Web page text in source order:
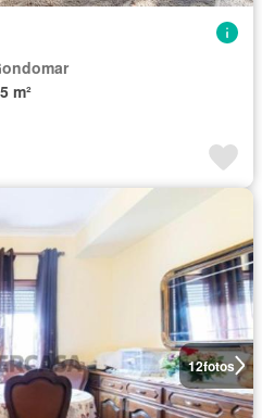
m²
12fotos